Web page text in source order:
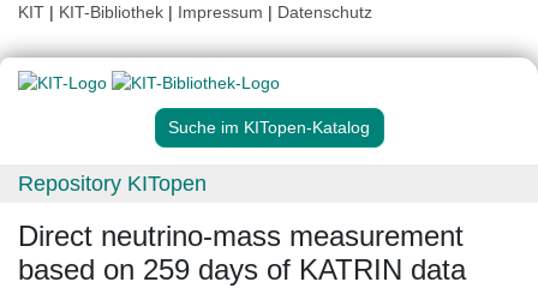
KIT | KIT-Bibliothek | Impressum | Datenschutz
Suche im KITopen-Katalog
Repository KITopen
Direct neutrino-mass measurement
based on 259 days of KATRIN data